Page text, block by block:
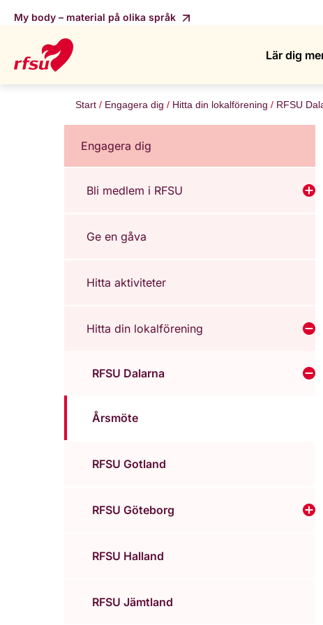
My body – material på olika språk
Lär dig
Start Engagera dig Hitta din lokalförening RFSU
Engagera dig
Bli medlem i RFSU
Ge en gåva
Hitta aktiviteter
Hitta din lokalförening
RFSU Dalarna
Årsmöte
RFSU Gotland
RFSU Göteborg
RFSU Halland
RFSU Jämtland